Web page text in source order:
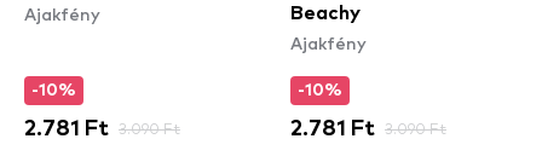
Ajakfény
-10%
2.781 Ft 3.090 Ft
Beachy
Ajakfény
-10%
2.781 Ft 3.090 Ft